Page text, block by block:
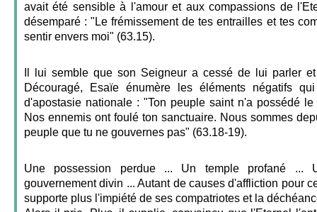
avait été sensible à l'amour et aux compassions de
désemparé : "Le frémissement de tes entrailles et tes
sentir envers moi" (63.15).
Il lui semble que son Seigneur a cessé de lui parler
Découragé, Esaïe énumère les éléments négatifs
d'apostasie nationale : "Ton peuple saint n'a possédé
Nos ennemis ont foulé ton sanctuaire. Nous sommes
peuple que tu ne gouvernes pas" (63.18-19).
Une possession perdue ... Un temple profané ...
gouvernement divin ... Autant de causes d'affliction pour
supporte plus l'impiété de ses compatriotes et la